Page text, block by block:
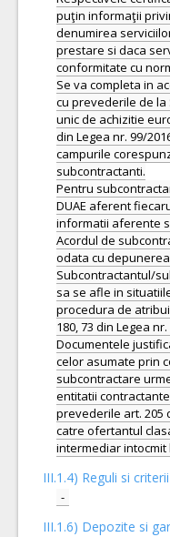
puţin informaţii
denumirea
prestare si daca
conformitate cu
Se va completa in
cu prevederile de la
unic de achizitie
din Legea nr. 99/
campurile
subcontractanti.
Pentru
DUAE aferent
informatii aferente
Acordul de
odata cu
Subcontractantul/
sa se afle in
procedura de
180, 73 din Legea nr.
Documentele
celor asumate prin
subcontractare
entitatii
prevederile art. 205
catre ofertantul
III.1.4) Reguli si
-
III.1.6) Depozite si